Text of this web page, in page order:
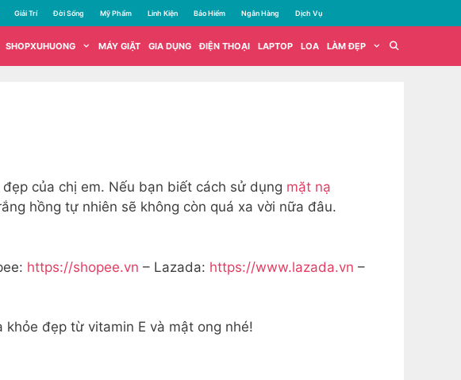
Giải Trí Đời Sống Mỹ Phẩm Linh Kiện Bảo Hiểm Ngân Hàng Dịch Vụ
SHOPXUHUONG MÁY GIẶT GIA DỤNG ĐIỆN THOẠI LAPTOP LOA LÀM ĐẸP
của chị em. Nếu bạn biết cách sử dụng mặt nạ
hồng tự nhiên sẽ không còn quá xa vời nữa đâu.
https://shopee.vn – Lazada: https://www.lazada.vn –
đẹp từ vitamin E và mật ong nhé!